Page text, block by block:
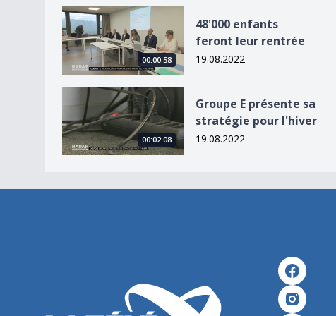
48&#039;000 enfants feront leur rentrée
00:00:58
48'000 enfants
feront leur rentrée
19.08.2022
Groupe E présente sa stratégie pour l&#039;hiver
00:02:08
Groupe E présente sa
stratégie pour l'hiver
19.08.2022